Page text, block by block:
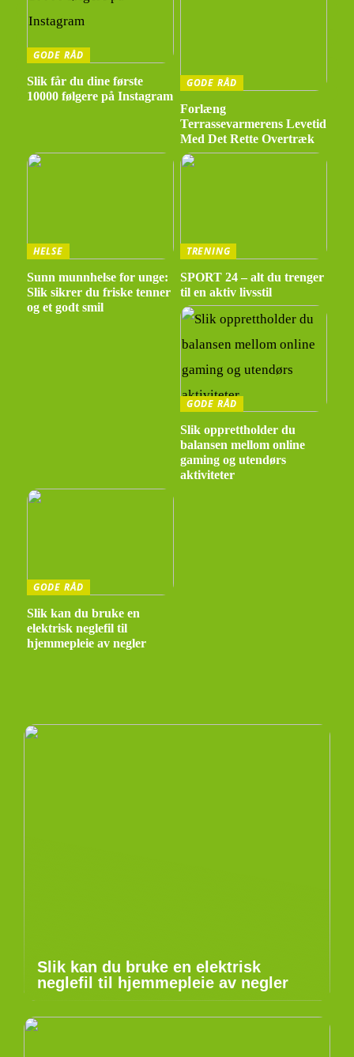
GODE RÅD
Slik får du dine første
10000 følgere på Instagram
GODE RÅD
Forlæng
Terrassevarmerens Levetid
Med Det Rette Overtræk
HELSE
Sunn munnhelse for unge:
Slik sikrer du friske tenner
og et godt smil
TRENING
SPORT 24 – alt du trenger
til en aktiv livsstil
GODE RÅD
Slik opprettholder du
balansen mellom online
gaming og utendørs
aktiviteter
GODE RÅD
Slik kan du bruke en
elektrisk neglefil til
hjemmepleie av negler
Slik kan du bruke en elektrisk
neglefil til hjemmepleie av negler